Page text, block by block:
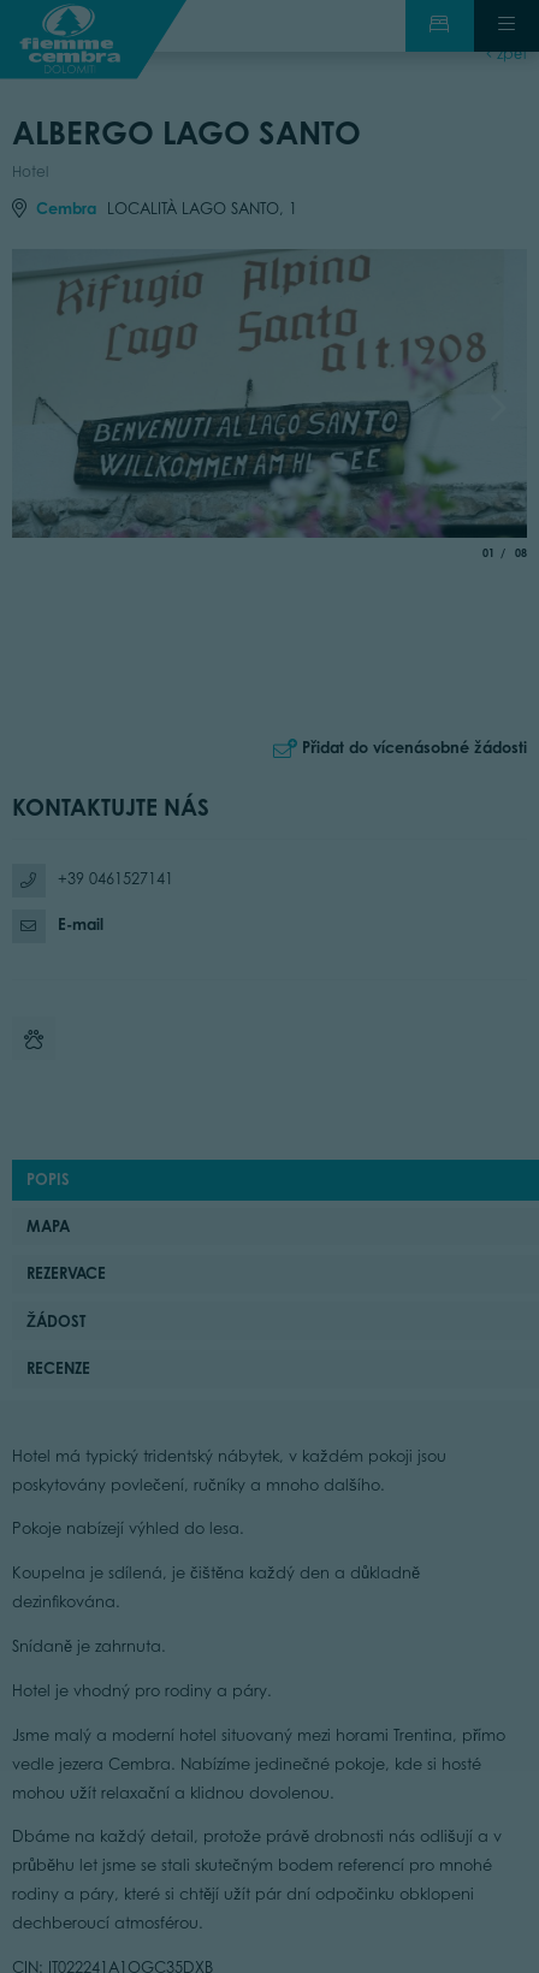
zpět
ALBERGO LAGO SANTO
Hotel
Cembra LOCALITÀ LAGO SANTO, 1
01 of
08
Přidat do vícenásobné žádosti
KONTAKTUJTE NÁS
+39 0461527141
E-mail
POPIS
MAPA
REZERVACE
ŽÁDOST
RECENZE
Hotel má typický tridentský nábytek, v každém pokoji jsou
poskytovány povlečení, ručníky a mnoho dalšího.
Pokoje nabízejí výhled do lesa.
Koupelna je sdílená, je čištěna každý den a důkladně
dezinfikována.
Snídaně je zahrnuta.
Hotel je vhodný pro rodiny a páry.
Jsme malý a moderní hotel situovaný mezi horami Trentina, přímo
vedle jezera Cembra. Nabízíme jedinečné pokoje, kde si hosté
mohou užít relaxační a klidnou dovolenou.
Dbáme na každý detail, protože právě drobnosti nás odlišují a v
průběhu let jsme se stali skutečným bodem referencí pro mnohé
rodiny a páry, které si chtějí užít pár dní odpočinku obklopeni
dechberoucí atmosférou.
CIN: IT022241A1OGC35DXB